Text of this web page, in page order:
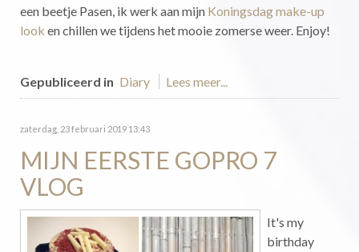
een beetje Pasen, ik werk aan mijn Koningsdag make-up
look en chillen we tijdens het mooie zomerse weer. Enjoy!
Gepubliceerd in Diary Lees meer...
zaterdag, 23 februari 2019 13:43
MIJN EERSTE GOPRO 7
VLOG
It's my
birthday